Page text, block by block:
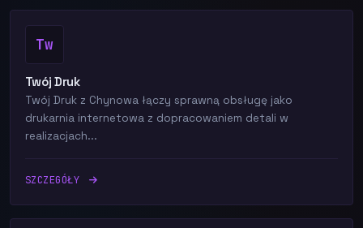
Tw
Twój Druk
Twój Druk z Chynowa łączy sprawną obsługę jako
drukarnia internetowa z dopracowaniem detali w
realizacjach...
SZCZEGÓŁY